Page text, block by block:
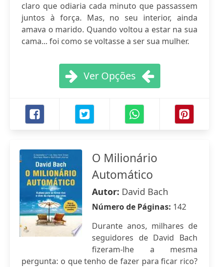
claro que odiaria cada minuto que passassem
juntos à força. Mas, no seu interior, ainda
amava o marido. Quando voltou a estar na sua
cama... foi como se voltasse a ser sua mulher.
Ver Opções
O Milionário
Automático
Autor: David Bach
Número de Páginas: 142
Durante anos, milhares de
seguidores de David Bach
fizeram-lhe a mesma
pergunta: o que tenho de fazer para ficar rico?